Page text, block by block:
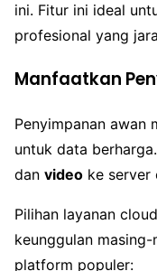
ini. Fitur ini ideal
profesional yang
Manfaatkan
Penyimpanan awan
untuk data
dan video ke server
Pilihan layanan
keunggulan
platform populer: